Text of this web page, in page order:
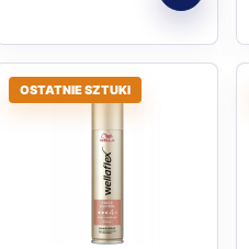
OSTATNIE SZTUKI